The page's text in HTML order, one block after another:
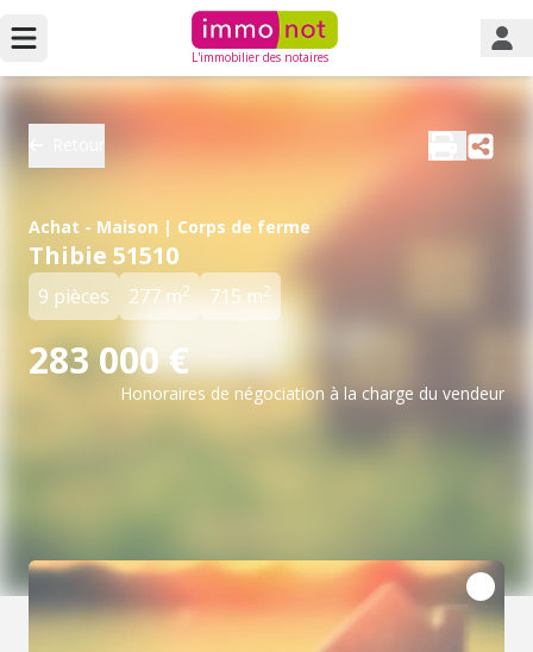
L'immobilier des notaires
Achat - Maison | Corps de ferme
Thibie 51510
9 pièces 277 m2 715 m2
283 000 €
Honoraires de négociation à la charge du vendeur